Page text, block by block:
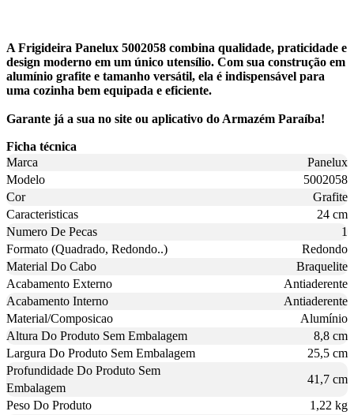
A Frigideira Panelux 5002058 combina qualidade, praticidade e
design moderno em um único utensílio. Com sua construção em
alumínio grafite e tamanho versátil, ela é indispensável para
uma cozinha bem equipada e eficiente.
Garante já a sua no site ou aplicativo do Armazém Paraíba!
Ficha técnica
Marca
Panelux
Modelo
5002058
Cor
Grafite
Caracteristicas
24 cm
Numero De Pecas
1
Formato (Quadrado, Redondo..)
Redondo
Material Do Cabo
Braquelite
Acabamento Externo
Antiaderente
Acabamento Interno
Antiaderente
Material/Composicao
Alumínio
Altura Do Produto Sem Embalagem
8,8 cm
Largura Do Produto Sem Embalagem
25,5 cm
Profundidade Do Produto Sem
Embalagem
41,7 cm
Peso Do Produto
1,22 kg